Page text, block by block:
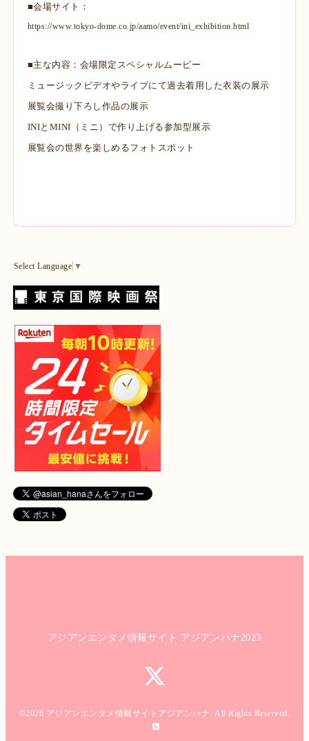
■会場サイト：
https://www.tokyo-dome.co.jp/aamo/event/ini_exhibition.html
■主な内容：会場限定スペシャルムービー
ミュージックビデオやライブにて過去着用した衣装の展示
展覧会撮り下ろし作品の展示
INIとMINI（ミニ）で作り上げる参加型展示
展覧会の世界を楽しめるフォトスポット
Select Language ▼
アジアンエンタメ情報サイト アジアンハナ2023
©2026 アジアンエンタメ情報サイトアジアンハナ. All Rights Reserved.